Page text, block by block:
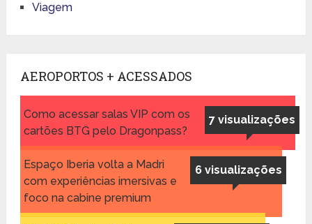
Viagem
AEROPORTOS + ACESSADOS
7 visualizações
Como acessar salas VIP com os
cartões BTG pelo Dragonpass?
6 visualizações
Espaço Iberia volta a Madri
com experiências imersivas e
foco na cabine premium